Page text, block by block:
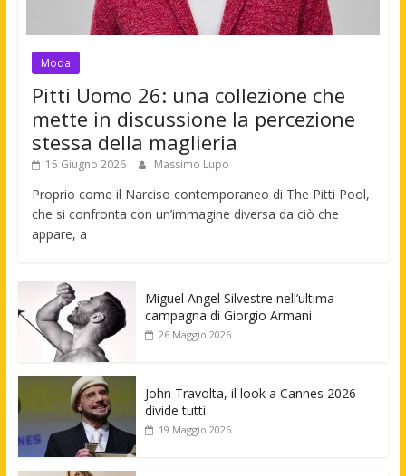
Moda
Pitti Uomo 26: una collezione che
mette in discussione la percezione
stessa della maglieria
15 Giugno 2026 Massimo Lupo
Proprio come il Narciso contemporaneo di The Pitti Pool,
che si confronta con un’immagine diversa da ciò che
appare, a
Miguel Angel Silvestre nell’ultima
campagna di Giorgio Armani
26 Maggio 2026
John Travolta, il look a Cannes 2026
divide tutti
19 Maggio 2026